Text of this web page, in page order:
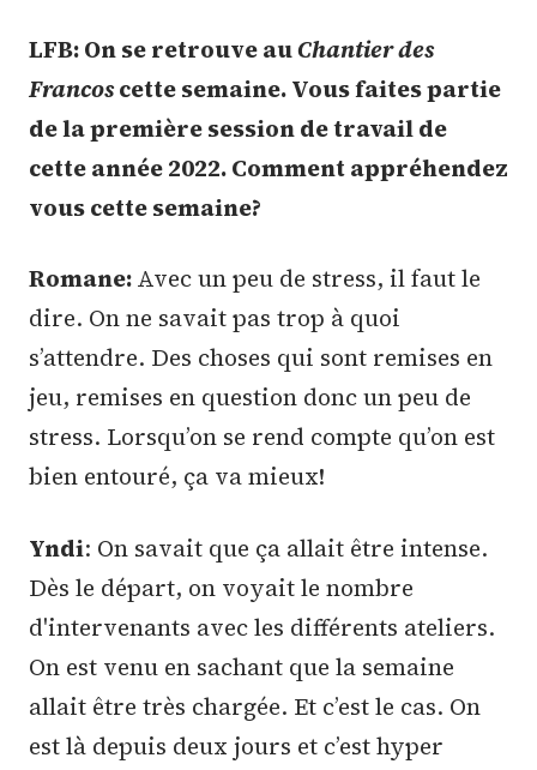
LFB: On se retrouve auChantier des
Francoscette semaine. Vous faites partie
de la première session de travail de
cette année 2022. Comment appréhendez
vous cette semaine?
Romane:Avec un peu de stress, il faut le
dire. On ne savait pas trop à quoi
s’attendre. Des choses qui sont remises en
jeu, remises en question donc un peu de
stress. Lorsqu’on se rend compte qu’on est
bien entouré, ça va mieux!
Yndi: On savait que ça allait être intense.
Dès le départ, on voyait le nombre
d'intervenants avec les différents ateliers.
On est venu en sachant que la semaine
allait être très chargée. Et c’est le cas. On
est là depuis deux jours et c’est hyper